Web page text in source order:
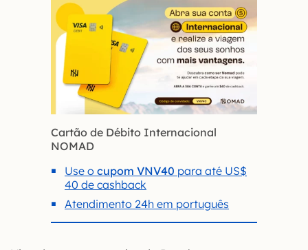
Cartão de Débito Internacional
NOMAD
Use o cupom VNV40 para até US$
40 de cashback
Atendimento 24h em português